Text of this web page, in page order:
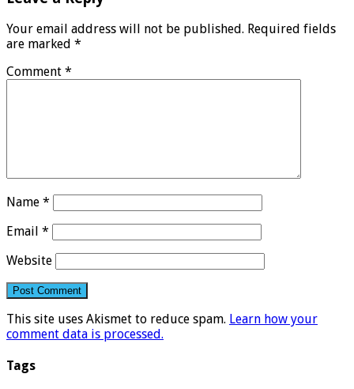
Your email address will not be published. Required fields
are marked *
Comment *
Name *
Email *
Website
This site uses Akismet to reduce spam. Learn how your
comment data is processed.
Tags